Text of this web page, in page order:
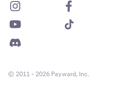
© 2011 - 2026 Payward, Inc.